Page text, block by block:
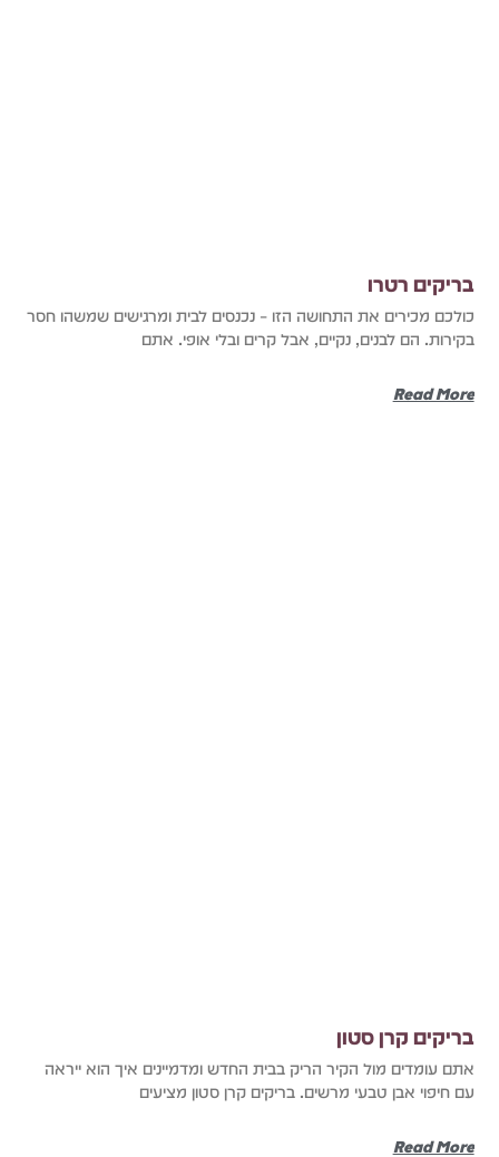
בריקים רטרו
כולכם מכירים את התחושה הזו – נכנסים לבית ומרגישים שמשהו חסר
בקירות. הם לבנים, נקיים, אבל קרים ובלי אופי. אתם
Read More
בריקים קרן סטון
אתם עומדים מול הקיר הריק בבית החדש ומדמיינים איך הוא ייראה
עם חיפוי אבן טבעי מרשים. בריקים קרן סטון מציעים
Read More